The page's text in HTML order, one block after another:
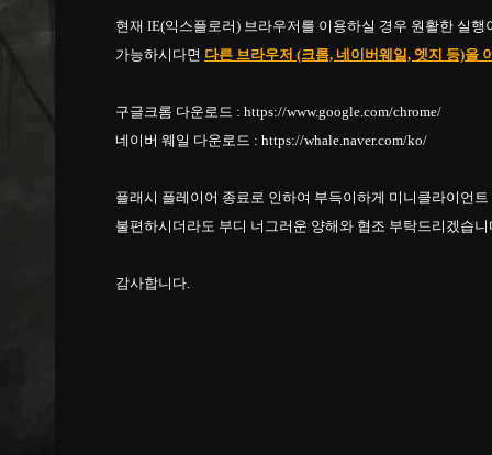
현재 IE(익스플로러) 브라우저를 이용하실 경우 원활한 실
가능하시다면 다른 브라우저 (크롬, 네이버웨일, 엣지 등)을
구글크롬 다운로드 : https://www.google.com/chrome/
네이버 웨일 다운로드 : https://whale.naver.com/ko/
플래시 플레이어 종료로 인하여 부득이하게 미니클라이언
불편하시더라도 부디 너그러운 양해와 협조 부탁드리겠습니
감사합니다.